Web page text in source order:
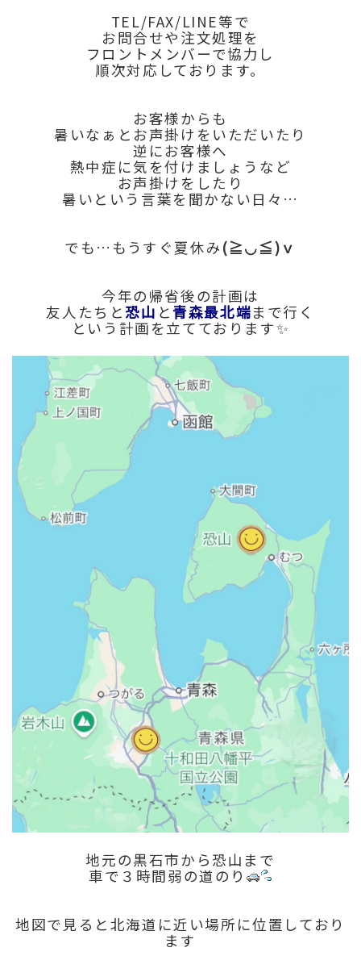
TEL/FAX/LINE等で
お問合せや注文処理を
フロントメンバーで協力し
順次対応しております。
お客様からも
暑いなぁとお声掛けをいただいたり
逆にお客様へ
熱中症に気を付けましょうなど
お声掛けをしたり
暑いという言葉を聞かない日々…
でも…もうすぐ夏休み (≧◡≦)ｖ
今年の帰省後の計画は
友人たちと 恐山 と 青森最北端まで行く
という計画を立てております✨
地元の黒石市から恐山まで
車で３時間弱の道のり
地図で見ると北海道に近い場所に位置しており
ます